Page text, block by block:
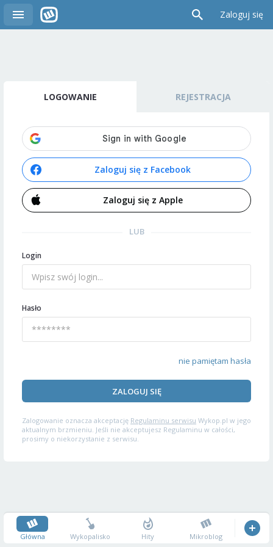
Zaloguj się
LOGOWANIE REJESTRACJA
Zaloguj się z Facebook
Zaloguj się z Apple
LUB
Login
Hasło
nie pamiętam hasła
ZALOGUJ SIĘ
Zalogowanie oznacza akceptację Regulaminu serwisu Wykop.pl w jego
aktualnym brzmieniu. Jeśli nie akceptujesz Regulaminu w całości,
prosimy o niekorzystanie z serwisu.
Główna Wykopalisko Hity Mikroblog